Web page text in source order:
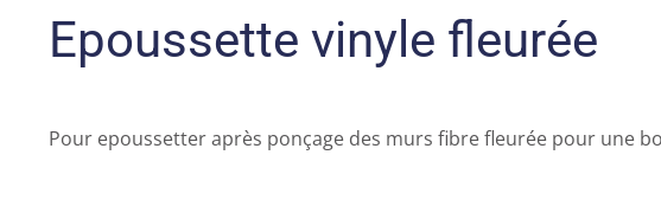
Epoussette vinyle fleurée
Pour epoussetter après ponçage des murs fibre fleurée pour une